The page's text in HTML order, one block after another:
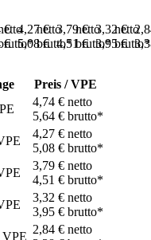
€
€
4,27 €
netto
5,08 €brutto*
3,79 €
netto
4,51 €brutto*
3,32 €
netto
3,95 €brutto*
Preis / VPE
4,74 €netto
5,64 €brutto*
4,27 €netto
5,08 €brutto*
3,79 €netto
4,51 €brutto*
3,32 €netto
3,95 €brutto*
VPE
2,84 €netto